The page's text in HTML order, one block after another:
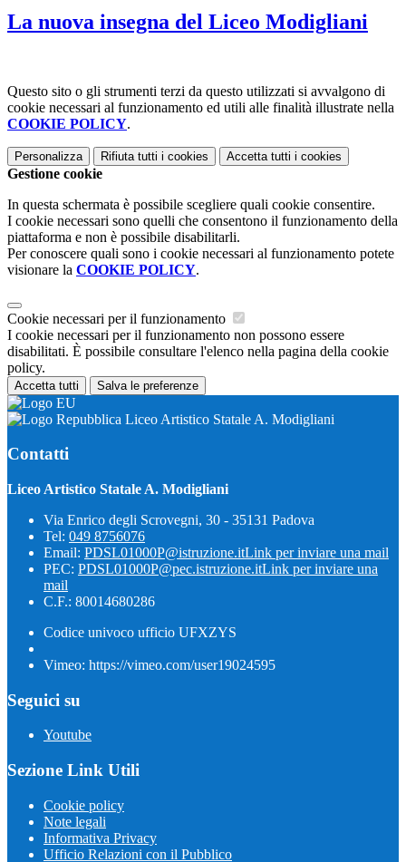
La nuova insegna del Liceo Modigliani
Questo sito o gli strumenti terzi da questo utilizzati si avvalgono di
cookie necessari al funzionamento ed utili alle finalità illustrate nella
COOKIE POLICY.
Personalizza Rifiuta tutti i cookies Accetta tutti i cookies
Gestione cookie
In questa schermata è possibile scegliere quali cookie consentire.
I cookie necessari sono quelli che consentono il funzionamento della
piattaforma e non è possibile disabilitarli.
Per conoscere quali sono i cookie necessari al funzionamento potete
visionare la COOKIE POLICY.
Cookie necessari per il funzionamento
I cookie necessari per il funzionamento non possono essere
disabilitati. È possibile consultare l'elenco nella pagina della cookie
policy.
Accetta tutti Salva le preferenze
Liceo Artistico Statale A. Modigliani
Contatti
Liceo Artistico Statale A. Modigliani
Via Enrico degli Scrovegni, 30 - 35131 Padova
Tel: 049 8756076
Email: PDSL01000P@istruzione.itLink per inviare una mail
PEC: PDSL01000P@pec.istruzione.itLink per inviare una
mail
C.F.: 80014680286
Codice univoco ufficio UFXZYS
Vimeo: https://vimeo.com/user19024595
Seguici su
Youtube
Sezione Link Utili
Cookie policy
Note legali
Informativa Privacy
Ufficio Relazioni con il Pubblico